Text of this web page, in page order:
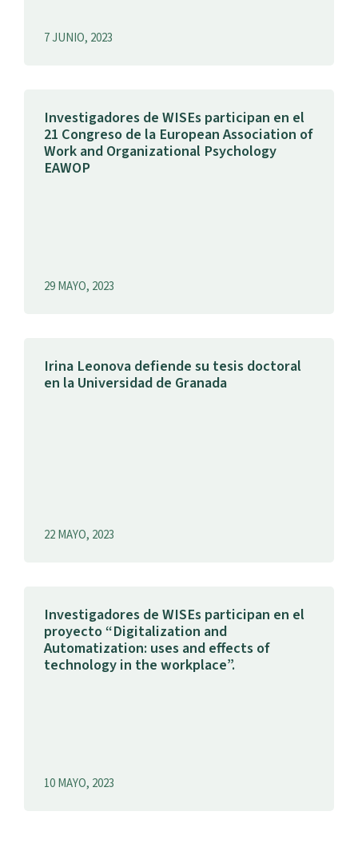
7 JUNIO, 2023
Investigadores de WISEs participan en el
21 Congreso de la European Association of
Work and Organizational Psychology
EAWOP
29 MAYO, 2023
Irina Leonova defiende su tesis doctoral
en la Universidad de Granada
22 MAYO, 2023
Investigadores de WISEs participan en el
proyecto “Digitalization and
Automatization: uses and effects of
technology in the workplace”.
10 MAYO, 2023